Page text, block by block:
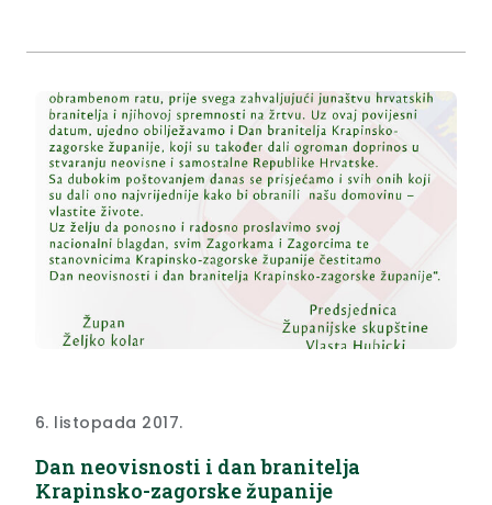
6. listopada 2017.
Dan neovisnosti i dan branitelja
Krapinsko-zagorske županije